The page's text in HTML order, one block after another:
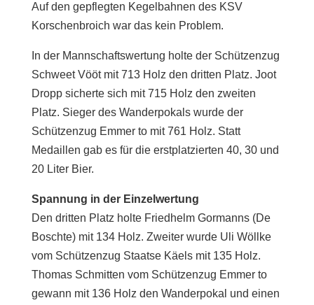
Auf den gepflegten Kegelbahnen des KSV
Korschenbroich war das kein Problem.
In der Mannschaftswertung holte der Schützenzug
Schweet Vööt mit 713 Holz den dritten Platz. Joot
Dropp sicherte sich mit 715 Holz den zweiten
Platz. Sieger des Wanderpokals wurde der
Schützenzug Emmer to mit 761 Holz. Statt
Medaillen gab es für die erstplatzierten 40, 30 und
20 Liter Bier.
Spannung in der Einzelwertung
Den dritten Platz holte Friedhelm Gormanns (De
Boschte) mit 134 Holz. Zweiter wurde Uli Wöllke
vom Schützenzug Staatse Käels mit 135 Holz.
Thomas Schmitten vom Schützenzug Emmer to
gewann mit 136 Holz den Wanderpokal und einen